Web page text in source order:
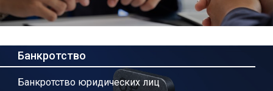
Банкротство
Банкротство юридических лиц